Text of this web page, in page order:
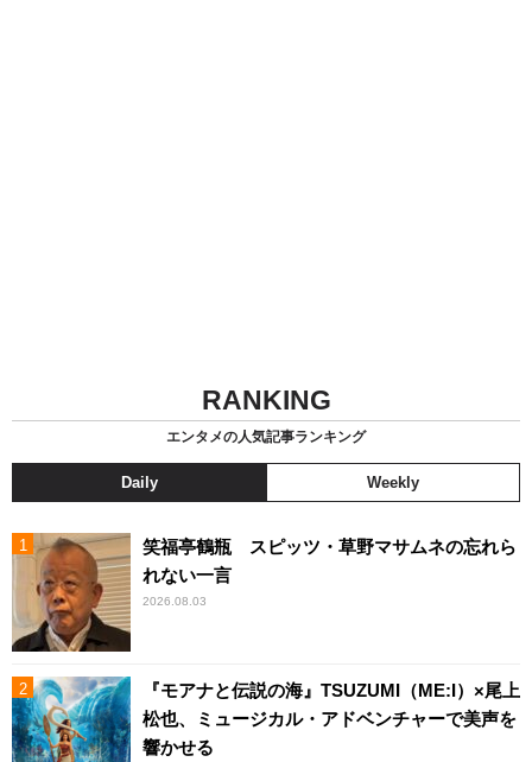
RANKING
エンタメの人気記事ランキング
Daily Weekly
笑福亭鶴瓶 スピッツ・草野マサムネの忘れら
れない一言
2026.08.03
『モアナと伝説の海』TSUZUMI（ME:I）×尾上
松也、ミュージカル・アドベンチャーで美声を
響かせる